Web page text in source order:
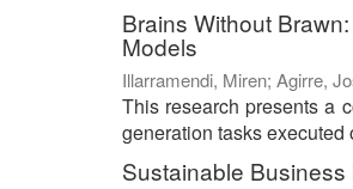
Brains Without
Models
Illarramendi, Miren; Agirre,
This research presents a
generation tasks
Sustainable